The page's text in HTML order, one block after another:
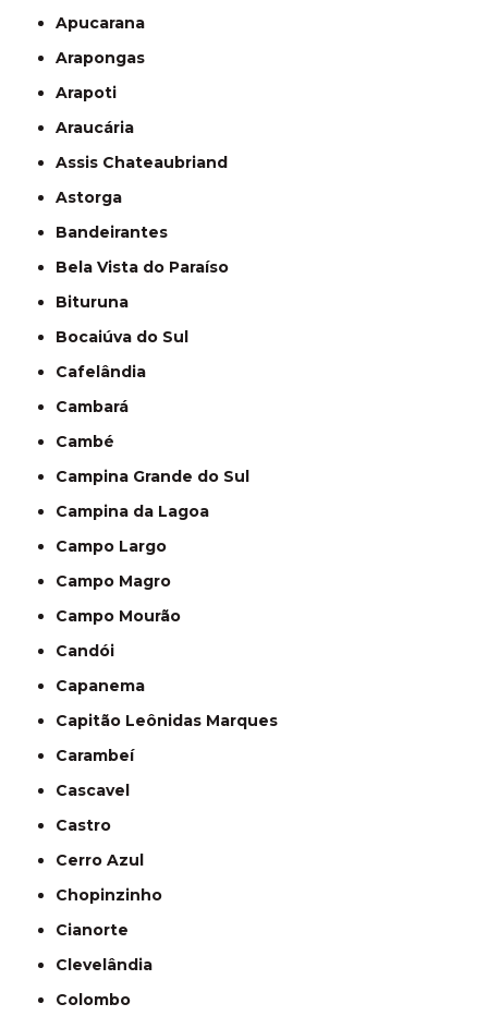
Apucarana
Arapongas
Arapoti
Araucária
Assis Chateaubriand
Astorga
Bandeirantes
Bela Vista do Paraíso
Bituruna
Bocaiúva do Sul
Cafelândia
Cambará
Cambé
Campina Grande do Sul
Campina da Lagoa
Campo Largo
Campo Magro
Campo Mourão
Candói
Capanema
Capitão Leônidas Marques
Carambeí
Cascavel
Castro
Cerro Azul
Chopinzinho
Cianorte
Clevelândia
Colombo